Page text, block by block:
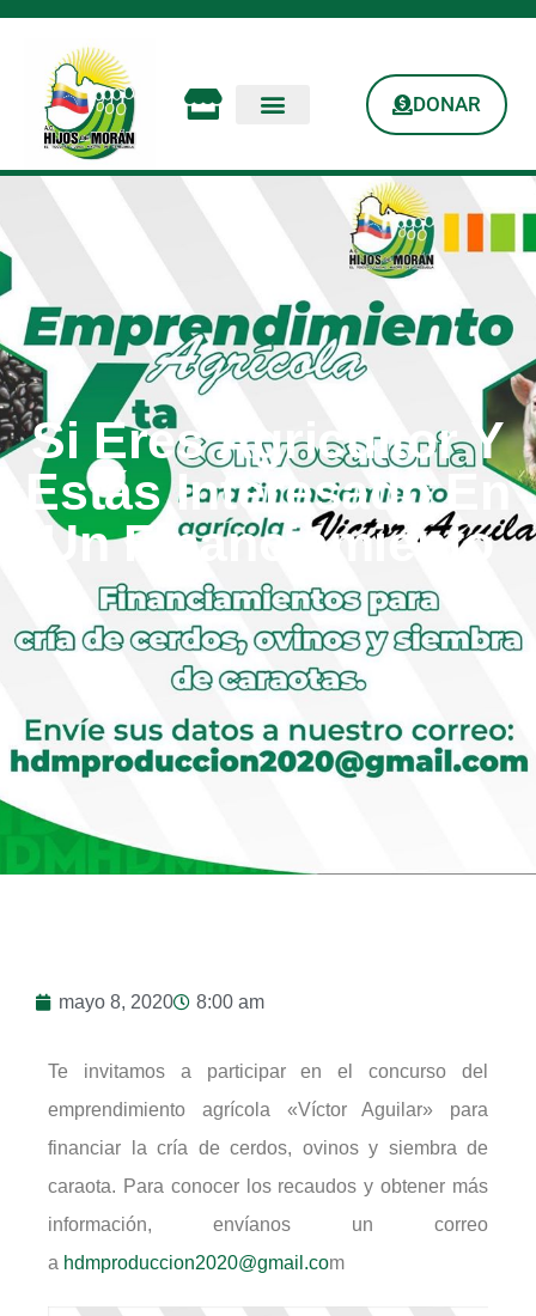
DONAR
Si Eres Agricultor Y
Estás Interesado En
Un Financiamiento
mayo 8, 2020 8:00 am
Te invitamos a participar en el concurso del
emprendimiento agrícola «Víctor Aguilar» para
financiar la cría de cerdos, ovinos y siembra de
caraota. Para conocer los recaudos y obtener más
información, envíanos un correo
a hdmproduccion2020@gmail.com